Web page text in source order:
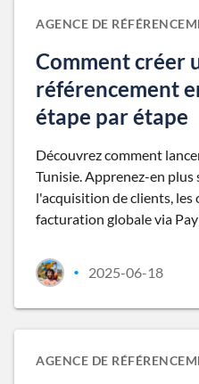
AGENCE DE
Comment créer
référencement
étape par étape
Découvrez comment
Tunisie. Apprenez-en
l'acquisition de clients,
facturation globale via
• 2025-06-18
AGENCE DE